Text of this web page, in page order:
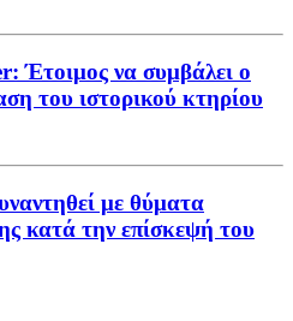
Έτοιμος να συμβάλει ο
του ιστορικού κτηρίου
με θύματα
κατά την επίσκεψή του